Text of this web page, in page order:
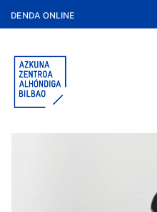
DENDA ONLINE